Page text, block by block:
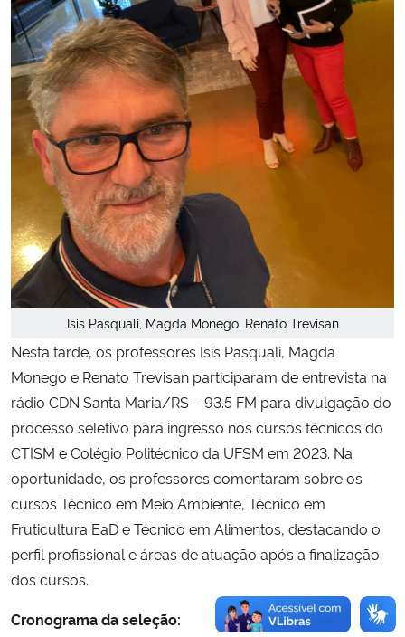
Secretaria-Geral
Secretaria de Governo
Gabinete de Segurança Institucional
Advocacia-Geral da União
Banco Central do Brasil
Planalto
Isis Pasquali, Magda Monego, Renato Trevisan
Nesta tarde, os professores Isis Pasquali, Magda
Monego e Renato Trevisan participaram de entrevista na
rádio CDN Santa Maria/RS – 93.5 FM para divulgação do
processo seletivo para ingresso nos cursos técnicos do
CTISM e Colégio Politécnico da UFSM em 2023. Na
oportunidade, os professores comentaram sobre os
cursos Técnico em Meio Ambiente, Técnico em
Fruticultura EaD e Técnico em Alimentos, destacando o
perfil profissional e áreas de atuação após a finalização
dos cursos.
Cronograma da seleção: